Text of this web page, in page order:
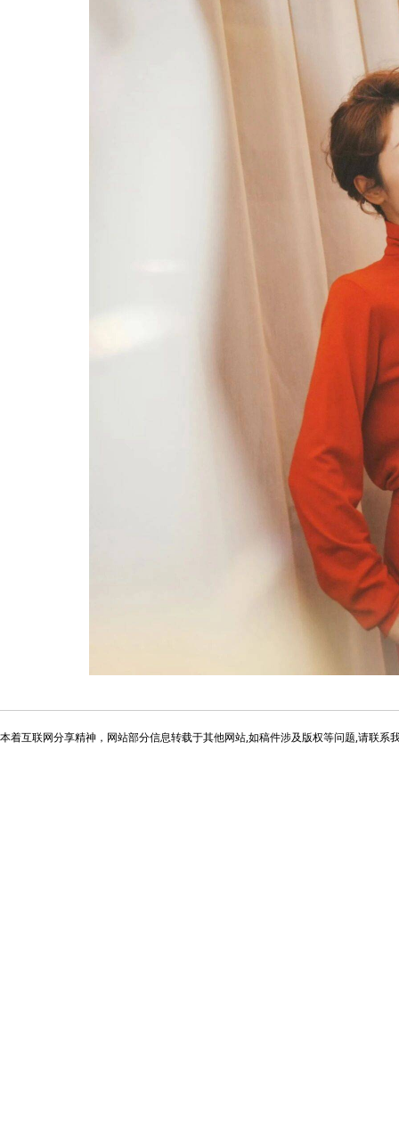
本着互联网分享精神，网站部分信息转载于其他网站,如稿件涉及版权等问题,请联